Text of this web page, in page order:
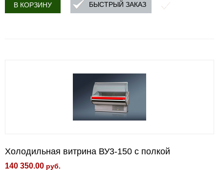
В КОРЗИНУ БЫСТРЫЙ ЗАКАЗ
Холодильная витрина ВУ3-150 с полкой
140 350.00 руб.